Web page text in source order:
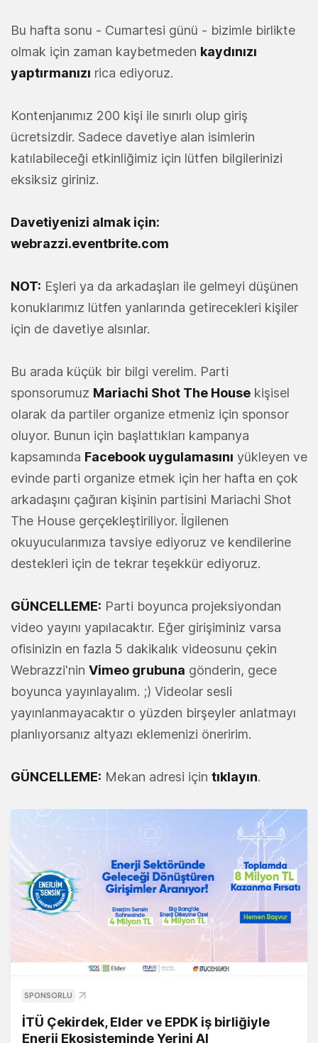
Bu hafta sonu - Cumartesi günü - bizimle birlikte
olmak için zaman kaybetmeden kaydınızı
yaptırmanızı rica ediyoruz.
Kontenjanımız 200 kişi ile sınırlı olup giriş
ücretsizdir. Sadece davetiye alan isimlerin
katılabileceği etkinliğimiz için lütfen bilgilerinizi
eksiksiz giriniz.
Davetiyenizi almak için:
webrazzi.eventbrite.com
NOT: Eşleri ya da arkadaşları ile gelmeyi düşünen
konuklarımız lütfen yanlarında getirecekleri kişiler
için de davetiye alsınlar.
Bu arada küçük bir bilgi verelim. Parti
sponsorumuz Mariachi Shot The House kişisel
olarak da partiler organize etmeniz için sponsor
oluyor. Bunun için başlattıkları kampanya
kapsamında Facebook uygulamasını yükleyen ve
evinde parti organize etmek için her hafta en çok
arkadaşını çağıran kişinin partisini Mariachi Shot
The House gerçekleştiriliyor. İlgilenen
okuyucularımıza tavsiye ediyoruz ve kendilerine
destekleri için de tekrar teşekkür ediyoruz.
GÜNCELLEME: Parti boyunca projeksiyondan
video yayını yapılacaktır. Eğer girişiminiz varsa
ofisinizin en fazla 5 dakikalık videosunu çekin
Webrazzi'nin Vimeo grubuna gönderin, gece
boyunca yayınlayalım. ;) Videolar sesli
yayınlanmayacaktır o yüzden birşeyler anlatmayı
planlıyorsanız altyazı eklemenizi öneririm.
GÜNCELLEME: Mekan adresi için tıklayın.
SPONSORLU
İTÜ Çekirdek, Elder ve EPDK iş birliğiyle
Enerji Ekosisteminde Yerini Al